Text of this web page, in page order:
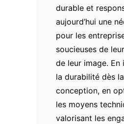
durable et
aujourd’hui une
pour les
soucieuses de
de leur image. En
la durabilité dès la
conception, en
les moyens
valorisant les